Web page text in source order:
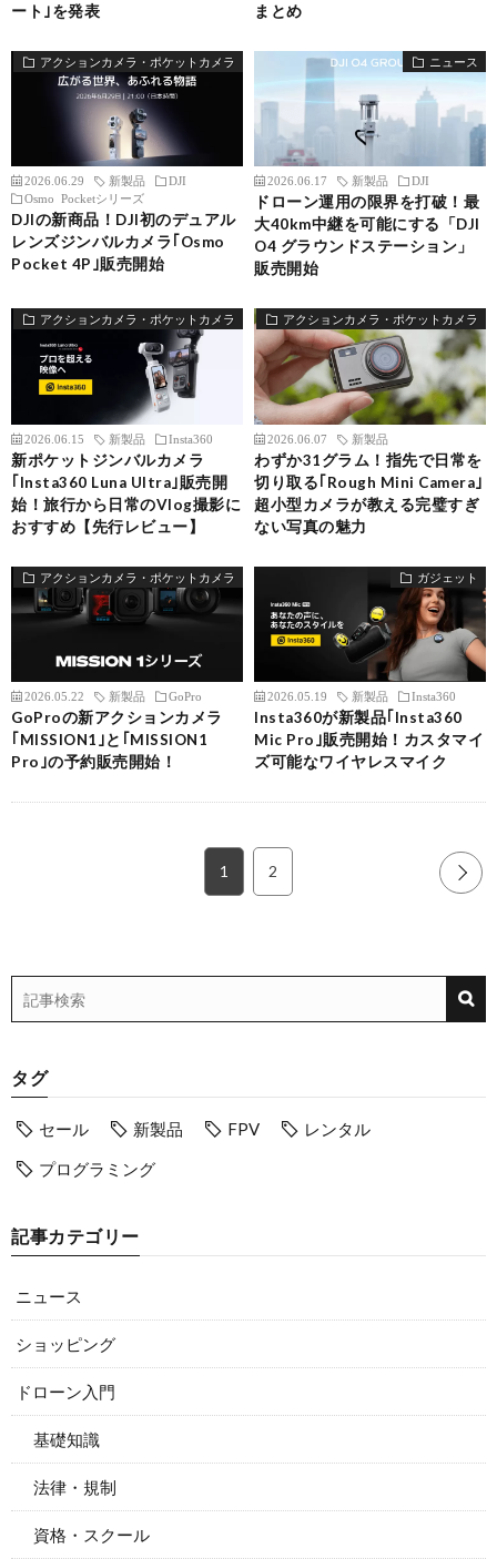
ート｣を発表
まとめ
アクションカメラ・ポケットカメラ
2026.06.29 新製品
DJI
Osmo Pocketシリーズ
DJIの新商品！DJI初のデュアル
レンズジンバルカメラ｢Osmo
Pocket 4P｣販売開始
ニュース
2026.06.17 新製品 DJI
ドローン運用の限界を打破！最
大40km中継を可能にする「DJI
O4 グラウンドステーション」
販売開始
アクションカメラ・ポケットカメラ
2026.06.15 新製品 Insta360
新ポケットジンバルカメラ
｢Insta360 Luna Ultra｣販売開
始！旅行から日常のVlog撮影に
おすすめ【先行レビュー】
アクションカメラ・ポケットカメラ
2026.06.07 新製品
わずか31グラム！指先で日常を
切り取る｢Rough Mini Camera｣
超小型カメラが教える完璧すぎ
ない写真の魅力
アクションカメラ・ポケットカメラ
2026.05.22 新製品 GoPro
GoProの新アクションカメラ
｢MISSION1｣と｢MISSION1
Pro｣の予約販売開始！
ガジェット
2026.05.19 新製品 Insta360
Insta360が新製品｢Insta360
Mic Pro｣販売開始！カスタマイ
ズ可能なワイヤレスマイク
1 2 NEXT
タグ
セール 新製品 FPV
レンタル
プログラミング
記事カテゴリー
ニュース
ショッピング
ドローン入門
基礎知識
法律・規制
資格・スクール